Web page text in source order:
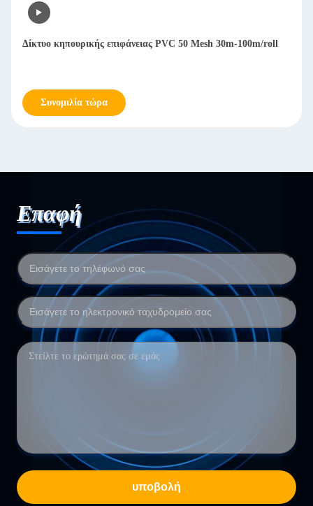
Δίκτυο κηπουρικής επιφάνειας PVC 50 Mesh 30m-100m/roll
Συνομιλία τώρα
Επαφή
υποβολή